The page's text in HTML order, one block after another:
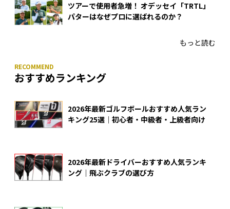
ツアーで使用者急増！ オデッセイ「TRTL」
パターはなぜプロに選ばれるのか？
もっと読む
おすすめランキング
2026年最新ゴルフボールおすすめ人気ラン
キング25選｜初心者・中級者・上級者向け
2026年最新ドライバーおすすめ人気ランキ
ング｜飛ぶクラブの選び方